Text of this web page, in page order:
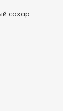
сахар